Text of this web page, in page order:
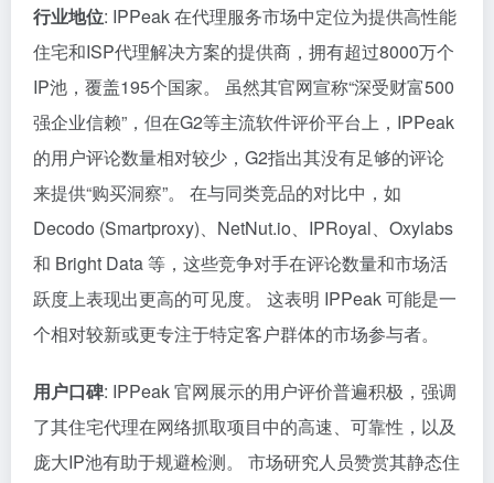
行业地位: IPPeak 在代理服务市场中定位为提供高性能
住宅和ISP代理解决方案的提供商，拥有超过8000万个
IP池，覆盖195个国家。 虽然其官网宣称“深受财富500
强企业信赖”，但在G2等主流软件评价平台上，IPPeak
的用户评论数量相对较少，G2指出其没有足够的评论
来提供“购买洞察”。 在与同类竞品的对比中，如
Decodo (Smartproxy)、NetNut.io、IPRoyal、Oxylabs
和 Bright Data 等，这些竞争对手在评论数量和市场活
跃度上表现出更高的可见度。 这表明 IPPeak 可能是一
个相对较新或更专注于特定客户群体的市场参与者。
用户口碑: IPPeak 官网展示的用户评价普遍积极，强调
了其住宅代理在网络抓取项目中的高速、可靠性，以及
庞大IP池有助于规避检测。 市场研究人员赞赏其静态住